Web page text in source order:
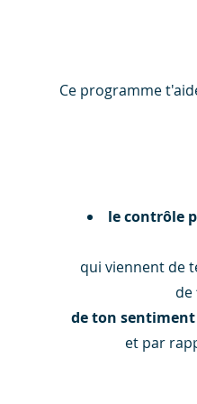
Ce programme
le contrôle
qui viennent de
de
de ton sentiment
et par